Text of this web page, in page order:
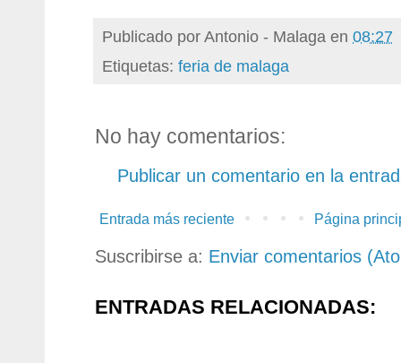
Publicado porAntonio - Malaga en 08:27
Etiquetas: feria de malaga
No hay comentarios:
Publicar un comentario en la
Entrada más reciente Página
Suscribirse a: Enviar comentarios
ENTRADAS RELACIONADAS: